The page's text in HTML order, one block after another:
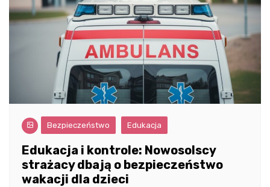
Bezpieczeństwo Edukacja
Edukacja i kontrole: Nowosolscy
strażacy dbają o bezpieczeństwo
wakacji dla dzieci